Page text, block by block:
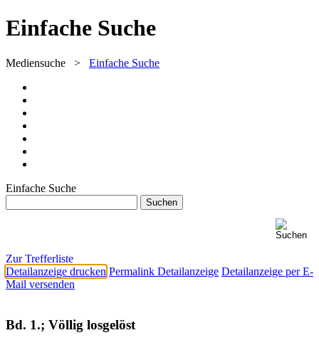
Einfache Suche
Mediensuche > Einfache Suche
Einfache Suche
Zur Trefferliste
Detailanzeige drucken Permalink Detailanzeige Detailanzeige per E-
Mail versenden
Bd. 1.; Völlig losgelöst